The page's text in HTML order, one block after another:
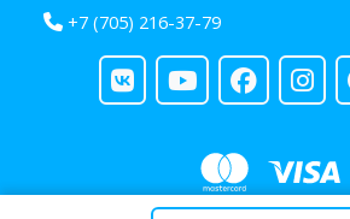
+7 (705) 216-37-79